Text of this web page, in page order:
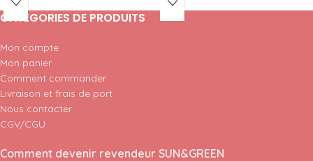
CATÉGORIES DE PRODUITS
Mon compte
Mon panier
Comment commander
Livraison et frais de port
Nous contacter
CGV/CGU
Comment devenir revendeur SUN&GREEN